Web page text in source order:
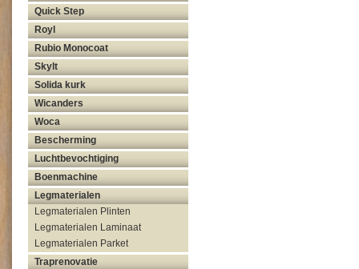
Quick Step
Royl
Rubio Monocoat
Skylt
Solida kurk
Wicanders
Woca
Bescherming
Luchtbevochtiging
Boenmachine
Legmaterialen
Legmaterialen Plinten
Legmaterialen Laminaat
Legmaterialen Parket
Traprenovatie